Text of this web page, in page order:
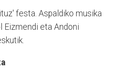
festa. Aspaldiko musika
Eizmendi eta Andoni